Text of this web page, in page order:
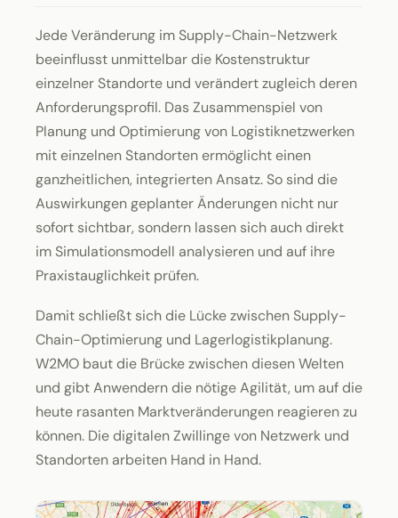
Jede Veränderung im Supply-Chain-Netzwerk
beeinflusst unmittelbar die Kostenstruktur
einzelner Standorte und verändert zugleich deren
Anforderungsprofil. Das Zusammenspiel von
Planung und Optimierung von Logistiknetzwerken
mit einzelnen Standorten ermöglicht einen
ganzheitlichen, integrierten Ansatz. So sind die
Auswirkungen geplanter Änderungen nicht nur
sofort sichtbar, sondern lassen sich auch direkt
im Simulationsmodell analysieren und auf ihre
Praxistauglichkeit prüfen.
Damit schließt sich die Lücke zwischen Supply-
Chain-Optimierung und Lagerlogistikplanung.
W2MO baut die Brücke zwischen diesen Welten
und gibt Anwendern die nötige Agilität, um auf die
heute rasanten Marktveränderungen reagieren zu
können. Die digitalen Zwillinge von Netzwerk und
Standorten arbeiten Hand in Hand.